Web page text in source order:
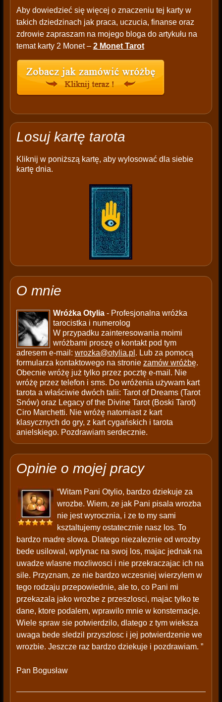
Aby dowiedzieć się więcej o znaczeniu tej karty w
takich dziedzinach jak praca, uczucia, finanse oraz
zdrowie zapraszam na mojego bloga do artykułu na
temat karty 2 Monet – 2 Monet Tarot
Losuj kartę tarota
Kliknij w poniższą kartę, aby wylosować dla siebie
kartę dnia.
O mnie
Wróżka Otylia- Profesjonalna wróżka
tarocistka i numerolog
W przypadku zainteresowania moimi
wróżbami proszę o kontakt pod tym
adresem e-mail: wrozka@otylia.pl . Lub za pomocą
formularza kontaktowego na stronie zamów wróżbę.
Obecnie wróżę już tylko przez pocztę e-mail. Nie
wróżę przez telefon i sms. Do wróżenia używam kart
tarota a właściwie dwóch talii: Tarot of Dreams (Tarot
Snów) oraz Legacy of the Divine Tarot (Boski Tarot)
Ciro Marchetti. Nie wróżę natomiast z kart
klasycznych do gry, z kart cygańskich i tarota
anielskiego. Pozdrawiam serdecznie.
Opinie o mojej pracy
“Witam Pani Otylio, bardzo dziekuje za
wrozbe. Wiem, ze jak Pani pisala wrozba
nie jest wyrocznia, i ze to my sami
ksztaltujemy ostatecznie nasz los. To
bardzo madre slowa. Dlatego niezaleznie od wrozby
bede usilowal, wplynac na swoj los, majac jednak na
uwadze wlasne mozliwosci i nie przekraczajac ich na
sile. Przyznam, ze nie bardzo wczesniej wierzylem w
tego rodzaju przepowiednie, ale to, co Pani mi
przekazala jako wrozbe z przeszlosci, majac tylko te
dane, ktore podalem, wprawilo mnie w konsternacje.
Wiele spraw sie potwierdzilo, dlatego z tym wieksza
uwaga bede sledzil przyszlosc i jej potwierdzenie we
wrozbie. Jeszcze raz bardzo dziekuje i pozdrawiam. ”
Pan Bogusław